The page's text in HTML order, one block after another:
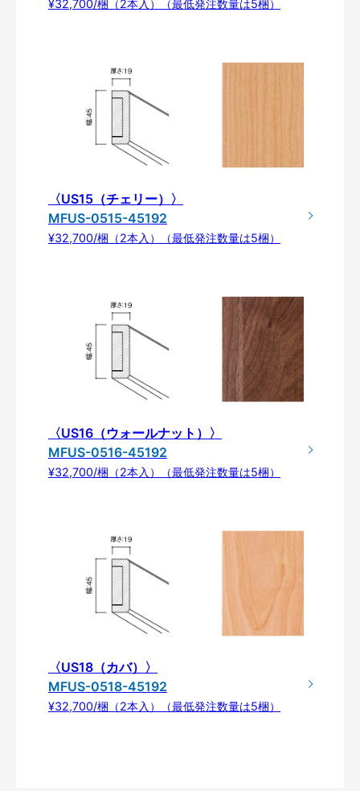
¥32,700/梱（2本入）（最低発注数量は5梱）
〈US15（チェリー）〉
MFUS-0515-45192
¥32,700/梱（2本入）（最低発注数量は5梱）
〈US16（ウォールナット）〉
MFUS-0516-45192
¥32,700/梱（2本入）（最低発注数量は5梱）
〈US18（カバ）〉
MFUS-0518-45192
¥32,700/梱（2本入）（最低発注数量は5梱）